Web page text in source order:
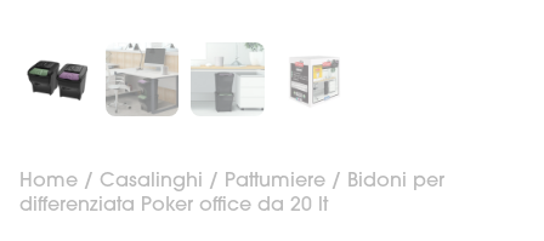
Home / Casalinghi / Pattumiere / Bidoni per
differenziata Poker office da 20 lt